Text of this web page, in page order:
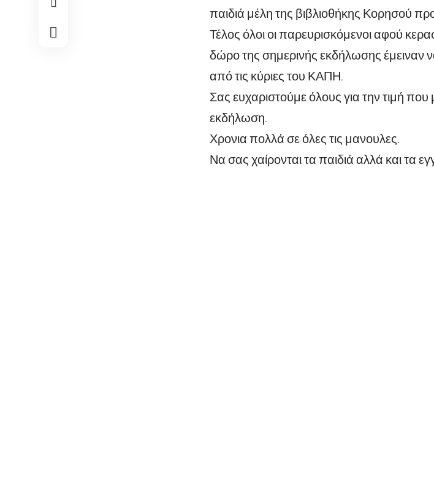
παιδιά μέλη της βιβλιοθήκης Κορησού
Τέλος όλοι οι παρευρισκόμενοι αφού
δώρο της σημερινής εκδήλωσης έμειναν
από τις κύριες του ΚΑΠΗ.
Σας ευχαριστούμε όλους για την τιμή
εκδήλωση.
Χρονια πολλά σε όλες τις μανουλες.
Να σας χαίρονται τα παιδιά αλλά και τα